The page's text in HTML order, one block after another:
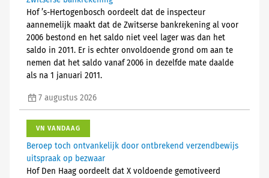
Hof ’s-Hertogenbosch oordeelt dat de inspecteur
aannemelijk maakt dat de Zwitserse bankrekening al voor
2006 bestond en het saldo niet veel lager was dan het
saldo in 2011. Er is echter onvoldoende grond om aan te
nemen dat het saldo vanaf 2006 in dezelfde mate daalde
als na 1 januari 2011.
7 augustus 2026
VN VANDAAG
Beroep toch ontvankelijk door ontbrekend verzendbewijs
uitspraak op bezwaar
Hof Den Haag oordeelt dat X voldoende gemotiveerd